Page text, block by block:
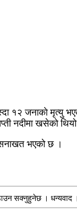
१२ जनाकाे मृत्यु
नदीमा खसेको
भएको छ ।
सक्नुहुनेछ । धन्यवाद ।